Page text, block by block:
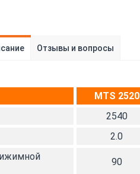
Отзывы и вопросы
MTS 2520
2540
2.0
90